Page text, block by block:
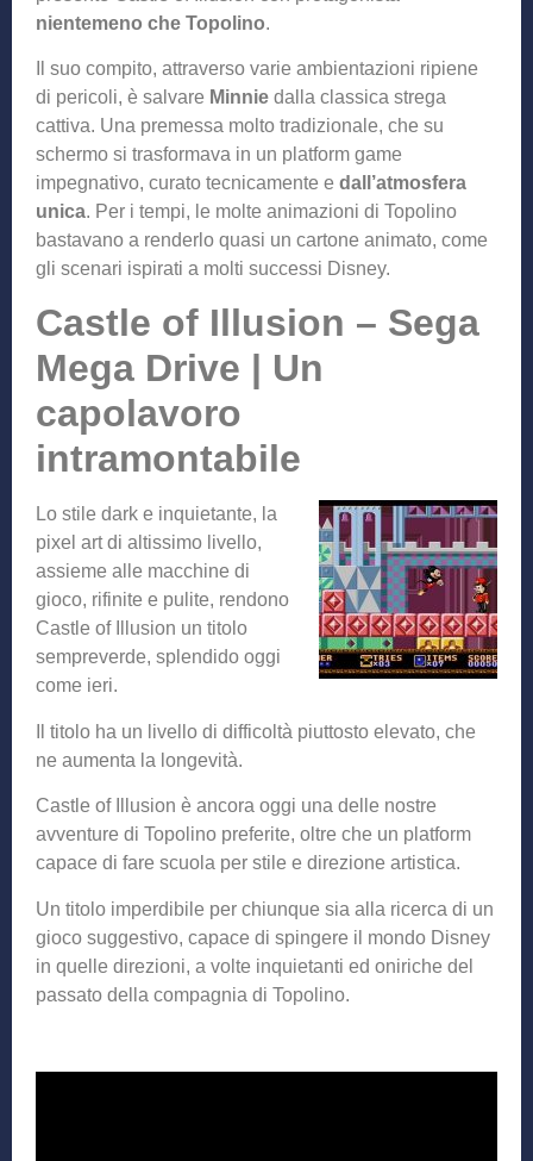
nientemeno che Topolino.
Il suo compito, attraverso varie ambientazioni ripiene
di pericoli, è salvare Minnie dalla classica strega
cattiva. Una premessa molto tradizionale, che su
schermo si trasformava in un platform game
impegnativo, curato tecnicamente e dall’atmosfera
unica. Per i tempi, le molte animazioni di Topolino
bastavano a renderlo quasi un cartone animato, come
gli scenari ispirati a molti successi Disney.
Castle of Illusion – Sega
Mega Drive | Un
capolavoro
intramontabile
Lo stile dark e inquietante, la
pixel art di altissimo livello,
assieme alle macchine di
gioco, rifinite e pulite, rendono
Castle of Illusion un titolo
sempreverde, splendido oggi
come ieri.
Il titolo ha un livello di difficoltà piuttosto elevato, che
ne aumenta la longevità.
Castle of Illusion è ancora oggi una delle nostre
avventure di Topolino preferite, oltre che un platform
capace di fare scuola per stile e direzione artistica.
Un titolo imperdibile per chiunque sia alla ricerca di un
gioco suggestivo, capace di spingere il mondo Disney
in quelle direzioni, a volte inquietanti ed oniriche del
passato della compagnia di Topolino.